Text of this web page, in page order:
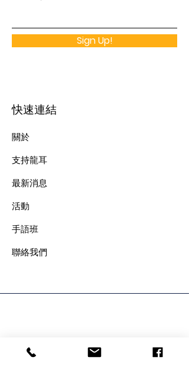
Sign Up!
快速連結
關於
支持龍耳
最新消息
​活動
手語班
​聯絡我們